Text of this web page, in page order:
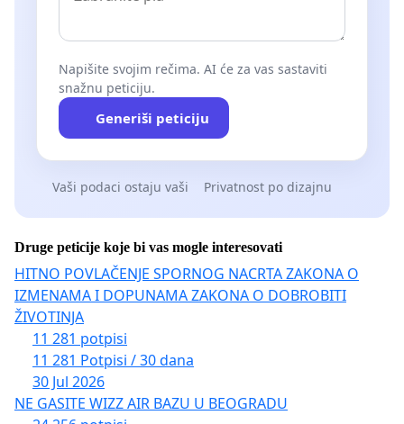
Napišite svojim rečima. AI će za vas sastaviti
snažnu peticiju.
Generiši peticiju
Vaši podaci ostaju vaši Privatnost po dizajnu
Druge peticije koje bi vas mogle interesovati
HITNO POVLAČENJE SPORNOG NACRTA ZAKONA O
IZMENAMA I DOPUNAMA ZAKONA O DOBROBITI
ŽIVOTINJA
11 281 potpisi
11 281 Potpisi / 30 dana
30 Jul 2026
NE GASITE WIZZ AIR BAZU U BEOGRADU